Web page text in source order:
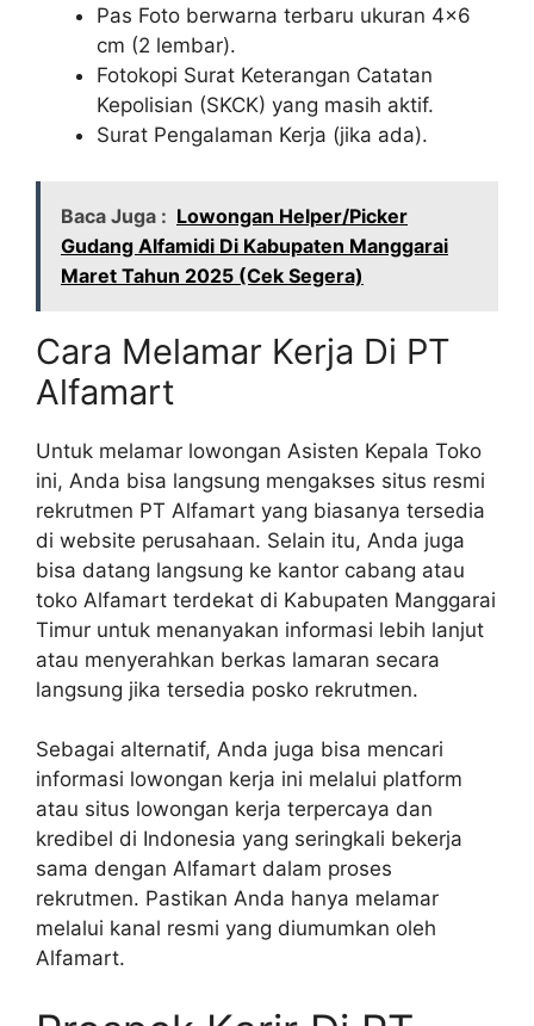
Pas Foto berwarna terbaru ukuran 4×6
cm (2 lembar).
Fotokopi Surat Keterangan Catatan
Kepolisian (SKCK) yang masih aktif.
Surat Pengalaman Kerja (jika ada).
Baca Juga : Lowongan Helper/Picker
Gudang Alfamidi Di Kabupaten Manggarai
Maret Tahun 2025 (Cek Segera)
Cara Melamar Kerja Di PT
Alfamart
Untuk melamar lowongan Asisten Kepala Toko
ini, Anda bisa langsung mengakses situs resmi
rekrutmen PT Alfamart yang biasanya tersedia
di website perusahaan. Selain itu, Anda juga
bisa datang langsung ke kantor cabang atau
toko Alfamart terdekat di Kabupaten Manggarai
Timur untuk menanyakan informasi lebih lanjut
atau menyerahkan berkas lamaran secara
langsung jika tersedia posko rekrutmen.
Sebagai alternatif, Anda juga bisa mencari
informasi lowongan kerja ini melalui platform
atau situs lowongan kerja terpercaya dan
kredibel di Indonesia yang seringkali bekerja
sama dengan Alfamart dalam proses
rekrutmen. Pastikan Anda hanya melamar
melalui kanal resmi yang diumumkan oleh
Alfamart.